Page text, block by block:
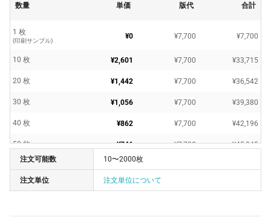
数量 単価 版代 合計
1 枚
(印刷サンプル)
¥0 ¥7,700 ¥7,700
10 枚 ¥2,601 ¥7,700 ¥33,715
20 枚 ¥1,442 ¥7,700 ¥36,542
30 枚 ¥1,056 ¥7,700 ¥39,380
40 枚 ¥862 ¥7,700 ¥42,196
50 枚 ¥746 ¥7,700 ¥45,045
60 枚
70 枚
注文可能数 10〜2000枚
注文単位 注文単位について